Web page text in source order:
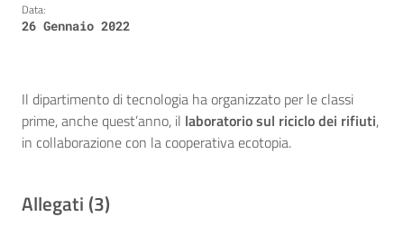
Data:
26 Gennaio 2022
Il dipartimento di tecnologia ha organizzato per le classi
prime, anche quest’anno, il laboratorio sul riciclo dei rifiuti,
in collaborazione con la cooperativa ecotopia.
Allegati (3)